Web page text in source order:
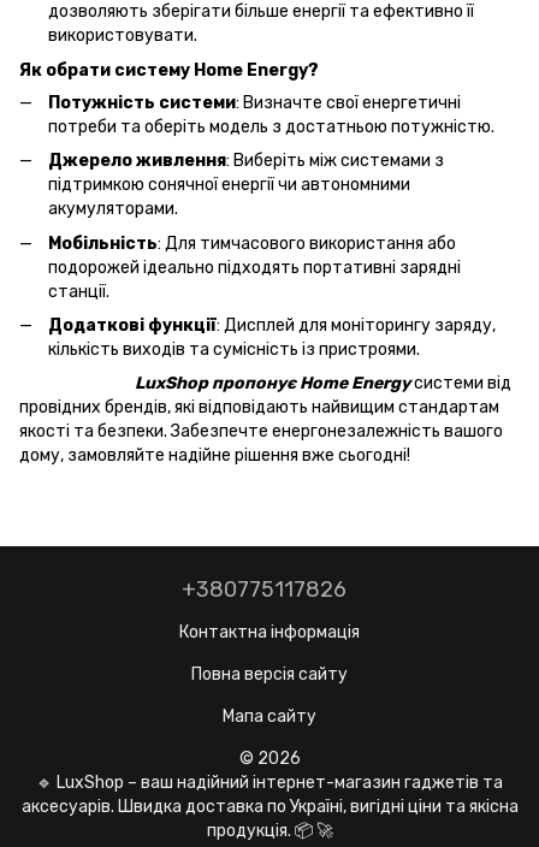
дозволяють зберігати більше енергії та ефективно її
використовувати.
Як обрати систему Home Energy?
Потужність системи: Визначте свої енергетичні
потреби та оберіть модель з достатньою потужністю.
Джерело живлення: Виберіть між системами з
підтримкою сонячної енергії чи автономними
акумуляторами.
Мобільність: Для тимчасового використання або
подорожей ідеально підходять портативні зарядні
станції.
Додаткові функції: Дисплей для моніторингу заряду,
кількість виходів та сумісність із пристроями.
LuxShop пропонує Home Energyсистеми від
провідних брендів, які відповідають найвищим стандартам
якості та безпеки. Забезпечте енергонезалежність вашого
дому, замовляйте надійне рішення вже сьогодні!
+380775117826
Контактна інформація
Повна версія сайту
Мапа сайту
© 2026
🔹 LuxShop – ваш надійний інтернет-магазин гаджетів та
аксесуарів. Швидка доставка по Україні, вигідні ціни та якісна
продукція. 📦 🚀